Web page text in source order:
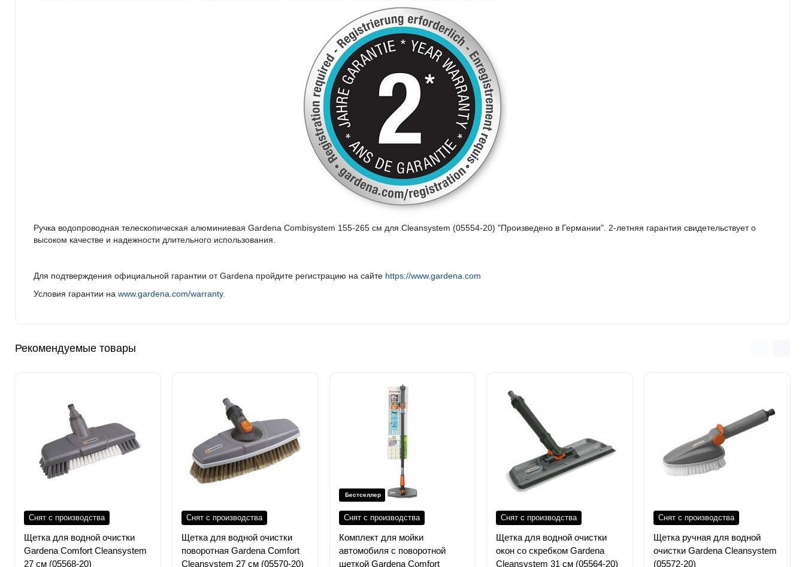
Ручка водопроводная телескопическая алюминиевая Gardena Сombisystem 155-265 см для Cleansystem (05554-20) "Произведено в Германии". 2-летняя гарантия свидетельствует о
высоком качестве и надежности длительного использования.
Для подтверждения официальной гарантии от Gardena пройдите регистрацию на сайте https://www.gardena.com
Условия гарантии на www.gardena.com/warranty.
Рекомендуемые товары
Снят с производства
Щетка для водной очистки
Gardena Comfort Cleansystem
27 см (05568-20)
Снят с производства
Щетка для водной очистки
поворотная Gardena Comfort
Cleansystem 27 см (05570-20)
Бестселлер
Снят с производства
Комплект для мойки
автомобиля с поворотной
щеткой Gardena Comfort
Снят с производства
Щетка для водной очистки
окон со скребком Gardena
Cleansystem 31 см (05564-20)
Снят с производства
Щетка ручная для водной
очистки Gardena Cleansystem
(05572-20)